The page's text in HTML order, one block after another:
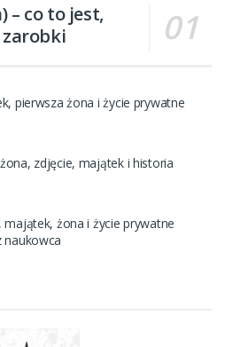
– co to jest,
zarobki
pierwsza żona i życie prywatne
zdjęcie, majątek i historia
majątek, żona i życie prywatne
naukowca